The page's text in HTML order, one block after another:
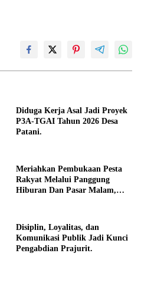
Diduga Kerja Asal Jadi Proyek
P3A-TGAI Tahun 2026 Desa
Patani.
Meriahkan Pembukaan Pesta
Rakyat Melalui Panggung
Hiburan Dan Pasar Malam,
Disiplin, Loyalitas, dan
Komunikasi Publik Jadi Kunci
Pengabdian Prajurit.